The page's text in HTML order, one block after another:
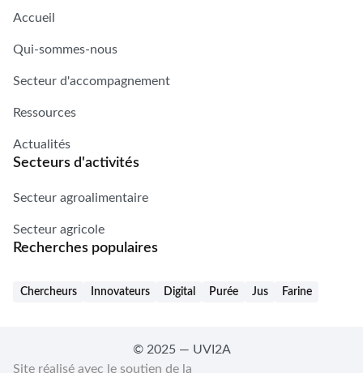
Accueil
Qui-sommes-nous
Secteur d'accompagnement
Ressources
Actualités
Secteurs d'activités
Secteur agroalimentaire
Secteur agricole
Recherches populaires
Chercheurs Innovateurs Digital Purée Jus Farine
© 2025 — UVI2A
Site réalisé avec le soutien de la